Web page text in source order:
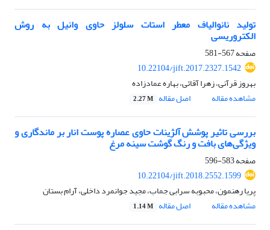
تولید نانوالیاف معطر استات سلولز حاوی وانیل به روش
الکتروریسی
صفحه567-581
10.22104/jift.2017.2327.1542
بهروز قرآنی، زهرا آقائی، بهاره عمادزاده
مشاهده مقاله
اصل مقاله 2.27 M
بررسی تاثیر پوشش آلژینات حاوی عصاره پوست انار بر ماندگاری و
ویژگی‌های بافت و رنگ گوشت سینه مرغ
صفحه583-596
10.22104/jift.2018.2552.1599
پریا رهنمون، محبوبه سرابی جماب، مجید جوانمرد داخلی، آرام بستان
مشاهده مقاله
اصل مقاله 1.14 M